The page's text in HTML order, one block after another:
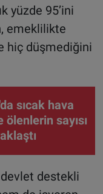
yüzde 95’ini
emeklilikte
hiç düşmediğini
sıcak hava
ölenlerin sayısı
devlet destekli